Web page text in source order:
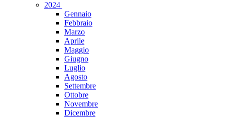
2024
Gennaio
Febbraio
Marzo
Aprile
Maggio
Giugno
Luglio
Agosto
Settembre
Ottobre
Novembre
Dicembre